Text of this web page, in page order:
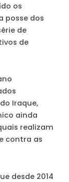
os
posse dos
de
de
Iraque,
ainda
realizam
contra as
desde 2014